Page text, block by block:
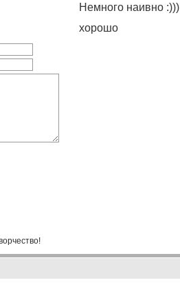
Немного наивно :)))
хорошо